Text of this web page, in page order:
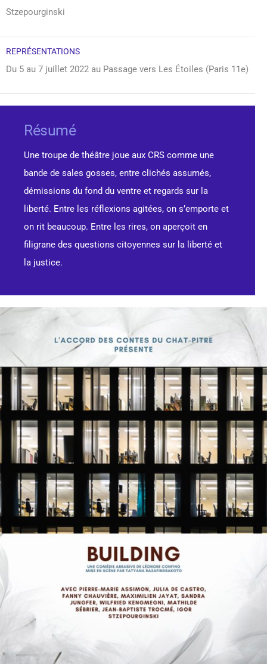
Stzepourginski
REPRÉSENTATIONS
Du 5 au 7 juillet 2022 au Passage vers Les Étoiles (Paris 11e)
Résumé
Une troupe de théâtre joue aux CRS comme une
bande de sales gosses, entre clichés assumés,
démissions du fond du ventre et regards sur la
liberté. Entre les réflexions agitées, on s’emporte et
on rit beaucoup. Entre les rires, on aperçoit en
filigrane des questions citoyennes sur la liberté et
la justice.